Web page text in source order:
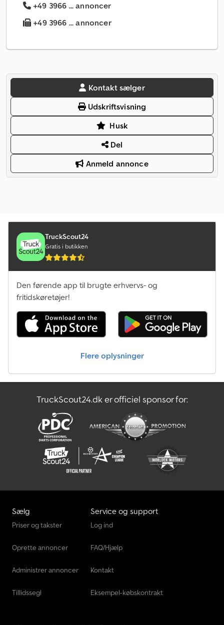
+49 3966 ... annoncer
+49 3966 ... annoncer
Kontakt sælger
Udskriftsvisning
Husk
Del
Anmeld annonce
TruckScout24
Gratis i butikken
Den førende app til brugte erhvervs- og
fritidskøretøjer!
Flere oplysninger
TruckScout24.dk er officiel sponsor for:
Sælg
Priser og takster
Oprette annoncer
Administrer annoncer
Tillidssegl
Service og support
Log ind
FAQ/Hjælp
Kontakt
Eksempel-købskontrakt